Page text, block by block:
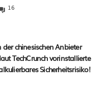
16
chinesischen Anbieter
TechCrunch vorinstallierte
Sicherheitsrisiko!